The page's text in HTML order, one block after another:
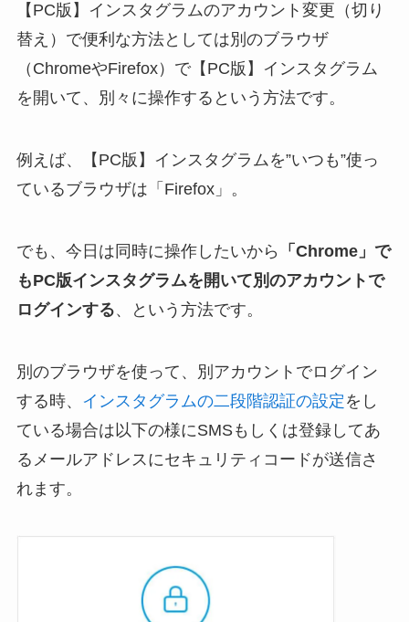
【PC版】インスタグラムのアカウント変更（切り
替え）で便利な方法としては別のブラウザ
（ChromeやFirefox）で【PC版】インスタグラム
を開いて、別々に操作するという方法です。
例えば、【PC版】インスタグラムを”いつも”使っ
ているブラウザは「Firefox」。
でも、今日は同時に操作したいから
「Chrome」で
もPC版インスタグラムを開いて別のアカウントで
ログインする、という方法です。
別のブラウザを使って、別アカウントでログイン
する時、
インスタグラムの二段階認証の設定 をし
ている場合は以下の様にSMSもしくは登録してあ
るメールアドレスにセキュリティコードが送信さ
れます。